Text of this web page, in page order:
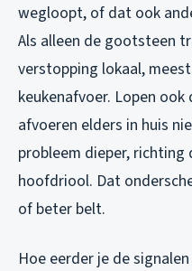
wegloopt, of dat ook
Als alleen de gootsteen
verstopping lokaal,
keukenafvoer. Lopen
afvoeren elders in huis
probleem dieper,
hoofdriool. Dat
of beter belt.
Hoe eerder je de